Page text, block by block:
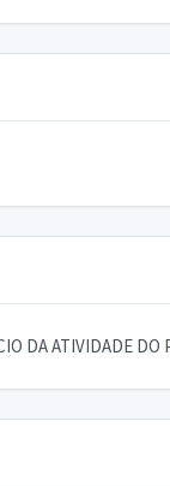
DA ATIVIDADE DO